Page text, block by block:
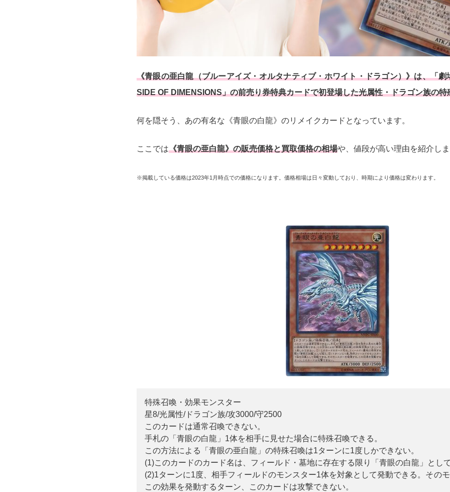
《青眼の亜白龍（ブルーアイズ・オルタナティブ・ホワイト・ドラゴン）》は、「
SIDE OF DIMENSIONS」の前売り券特典カードで初登場した光属性・ドラゴン族の特
何を隠そう、あの有名な《青眼の白龍》のリメイクカードとなっています。
ここでは《青眼の亜白龍》の販売価格と買取価格の相場や、値段が高い理由を紹介し
※掲載している価格は2023年1月時点での価格になります。価格相場は日々変動しており、時期により価格は変わります。
特殊召喚・効果モンスター
星8/光属性/ドラゴン族/攻3000/守2500
このカードは通常召喚できない。
手札の「青眼の白龍」1体を相手に見せた場合に特殊召喚できる。
この方法による「青眼の亜白龍」の特殊召喚は1ターンに1度しかできない。
(1)このカードのカード名は、フィールド・墓地に存在する限り「青眼の白龍」とし
(2)1ターンに1度、相手フィールドのモンスター1体を対象として発動できる。その
この効果を発動するターン、このカードは攻撃できない。